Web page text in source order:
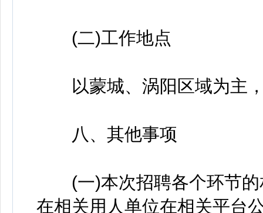
(二)工作地点
以蒙城、涡阳区域为主，
八、其他事项
(一)本次招聘各个环节的
在相关用人单位在相关平台